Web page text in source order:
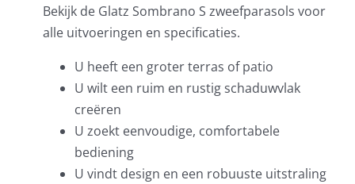
Bekijk de Glatz Sombrano S zweefparasols voor
alle uitvoeringen en specificaties.
U heeft een groter terras of patio
U wilt een ruim en rustig schaduwvlak
creëren
U zoekt eenvoudige, comfortabele
bediening
U vindt design en een robuuste uitstraling